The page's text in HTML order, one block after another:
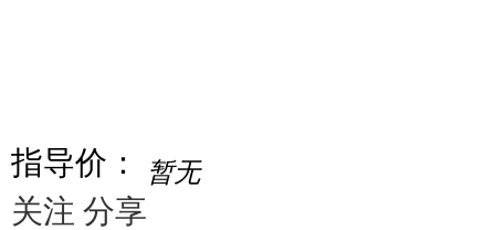
指导价： 暂无
关注 分享